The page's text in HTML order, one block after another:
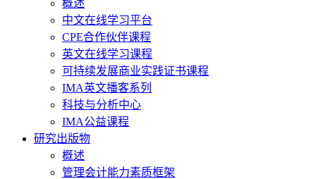
概述
中文在线学习平台
CPE合作伙伴课程
英文在线学习课程
可持续发展商业实践证书课程
IMA英文播客系列
科技与分析中心
IMA公益课程
研究出版物
概述
管理会计能力素质框架